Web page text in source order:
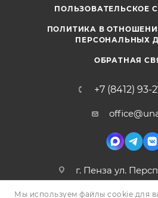
ПОЛЬЗОВАТЕЛЬСКОЕ
ПОЛИТИКА В
ПЕРСОНАЛЬНЫХ
ОБРАТНАЯ
+7 (8412) 93-
г. Пенза ул.
Мы используем файлы cookie для